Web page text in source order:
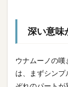
深い意味
ウナムーノの嘆
は、まずシン